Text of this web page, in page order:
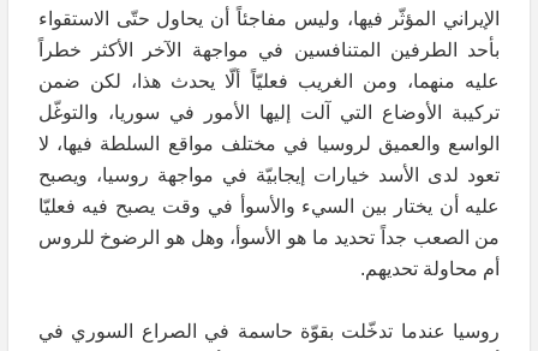
الإيراني المؤثّر فيها، وليس مفاجئاً أن يحاول حتّى الاستقواء
بأحد الطرفين المتنافسين في مواجهة الآخر الأكثر خطراً
عليه منهما، ومن الغريب فعليّاً ألّا يحدث هذا، لكن ضمن
تركيبة الأوضاع التي آلت إليها الأمور في سوريا، والتوغّل
الواسع والعميق لروسيا في مختلف مواقع السلطة فيها، لا
تعود لدى الأسد خيارات إيجابيّة في مواجهة روسيا، ويصبح
عليه أن يختار بين السيء والأسوأ في وقت يصبح فيه فعليّا
من الصعب جداً تحديد ما هو الأسوأ، وهل هو الرضوخ للروس
أم محاولة تحديهم.
روسيا عندما تدخّلت بقوّة حاسمة في الصراع السوري في